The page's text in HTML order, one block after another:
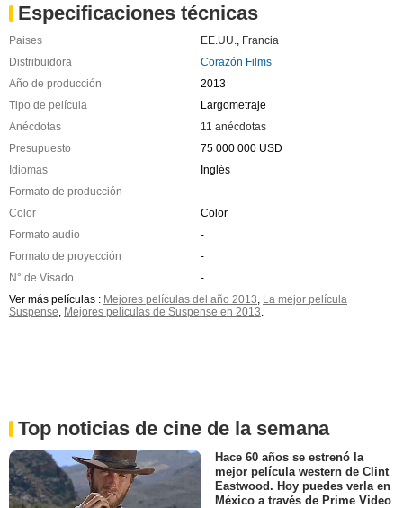
Especificaciones técnicas
Paises EE.UU.
Francia
Distribuidora
Corazón Films
Año de producción
2013
Tipo de película
Largometraje
Anécdotas
11 anécdotas
Presupuesto
75 000 000 USD
Idiomas
Inglés
Formato de producción
-
Color
Color
Formato audio
-
Formato de proyección
-
N° de Visado
-
Ver más películas : Mejores películas del año 2013 La mejor película
Suspense Mejores películas de Suspense en 2013
Top noticias de cine de la semana
Hace 60 años se estrenó la
mejor película western de Clint
Eastwood. Hoy puedes verla en
México a través de Prime Video